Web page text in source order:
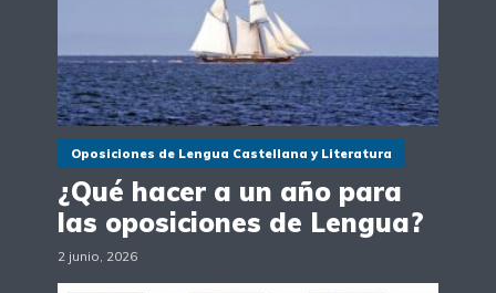
Oposiciones de Lengua Castellana y Literatura
¿Qué hacer a un año para
las oposiciones de Lengua?
2 junio, 2026